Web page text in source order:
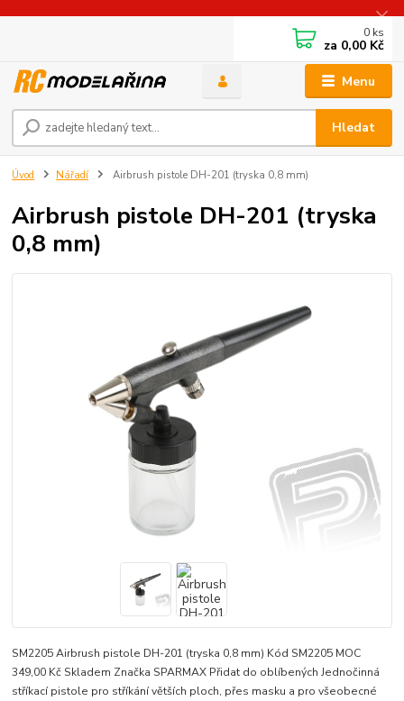
Menu
Hledat
0 ks
za 0,00 Kč
Úvod Nářadí Airbrush pistole DH-201 (tryska 0,8 mm)
Airbrush pistole DH-201 (tryska
0,8 mm)
SM2205 Airbrush pistole DH-201 (tryska 0,8 mm) Kód SM2205 MOC
349,00 Kč Skladem Značka SPARMAX Přidat do oblíbených Jednočinná
stříkací pistole pro stříkání větších ploch, přes masku a pro všeobecné